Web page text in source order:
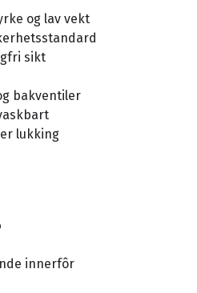
og lav vekt
sikt
bakventiler
lukking
innerfôr